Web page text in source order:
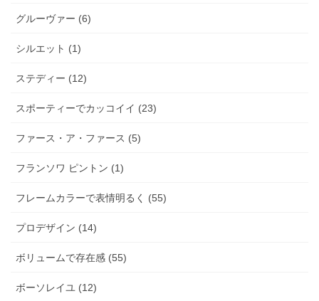
グルーヴァー (6)
シルエット (1)
ステディー (12)
スポーティーでカッコイイ (23)
ファース・ア・ファース (5)
フランソワ ピントン (1)
フレームカラーで表情明るく (55)
プロデザイン (14)
ボリュームで存在感 (55)
ボーソレイユ (12)